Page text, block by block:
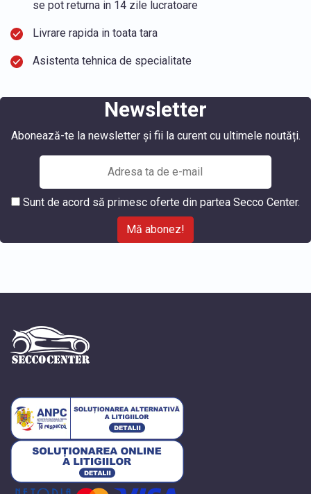
se pot returna in 14 zile lucratoare
Livrare rapida in toata tara
Asistenta tehnica de specialitate
Newsletter
Abonează-te la newsletter și fii la curent cu ultimele noutăți.
Sunt de acord să primesc oferte din partea Secco Center.
Mă abonez!